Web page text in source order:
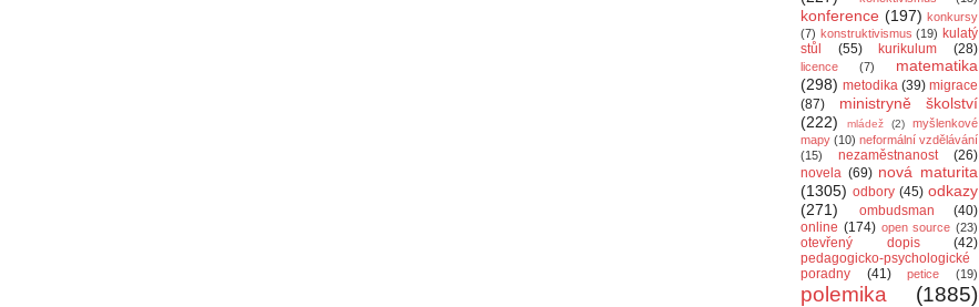
konference (197) konkursy
(7) konstruktivismus (19) kulatý
stůl
(55) kurikulum (28)
licence (7)
matematika
(298) metodika (39) migrace
(87)
ministryně školství
(222)
mládež (2)
myšlenkové
mapy (10) neformální vzdělávání
(15)
nezaměstnanost
(26)
novela (69) nová maturita
(1305) odbory (45) odkazy
(271)
ombudsman
(40)
online (174) open source (23)
otevřený dopis
(42)
pedagogicko-psychologické
poradny
(41) petice (19)
polemika
(1885)